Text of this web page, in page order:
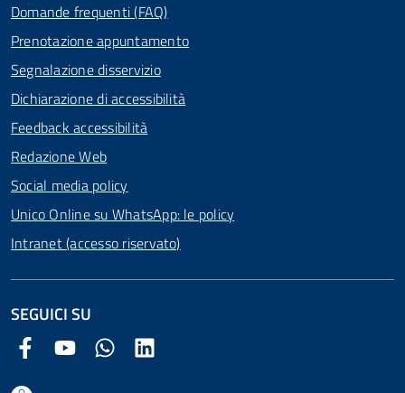
Domande frequenti (FAQ)
Prenotazione appuntamento
Segnalazione disservizio
Dichiarazione di accessibilità
Feedback accessibilità
Redazione Web
Social media policy
Unico Online su WhatsApp: le policy
Intranet (accesso riservato)
SEGUICI SU
Facebook Comune di Arezzo
Youtube Comune di Arezzo
Twitter Comune di Arezzo